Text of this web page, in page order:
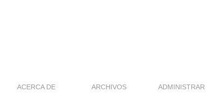
ACERCA DE ARCHIVOS ADMINISTRAR